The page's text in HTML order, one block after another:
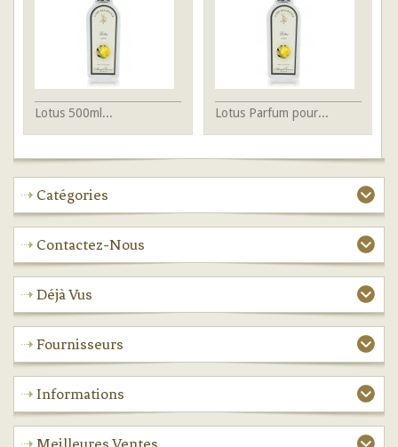
Lotus 500ml... Lotus Parfum pour...
Catégories
Contactez-Nous
Déjà Vus
Fournisseurs
Informations
Meilleures Ventes